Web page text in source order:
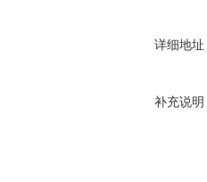
详细地址
补充说明